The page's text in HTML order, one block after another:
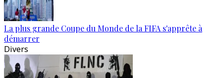
La plus grande Coupe du Monde de la FIFA s'apprête à
démarrer
Divers